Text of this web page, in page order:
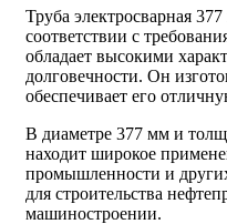
Труба электросварная
соответствии с
обладает высокими
долговечности. Он
обеспечивает его
В диаметре 377 мм и
находит широкое
промышленности и
для строительства
машиностроении.